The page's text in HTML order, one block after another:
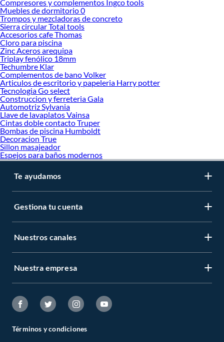
Compresores y complementos Ingco tools
Muebles de dormitorio 0
Trompos y mezcladoras de concreto
Sierra circular Total tools
Accesorios cafe Thomas
Cloro para piscina
Zinc Aceros arequipa
Triplay fenólico 18mm
Techumbre Klar
Complementos de bano Volker
Articulos de escritorio y papeleria Harry potter
Tecnologia Go select
Construccion y ferreteria Gala
Automotriz Sylvania
Llave de lavaplatos Vainsa
Cintas doble contacto Truper
Bombas de piscina Humboldt
Decoracion True
Sillon masajeador
Espejos para baños modernos
Te ayudamos
Gestiona tu cuenta
Nuestros canales
Nuestra empresa
Términos y condiciones